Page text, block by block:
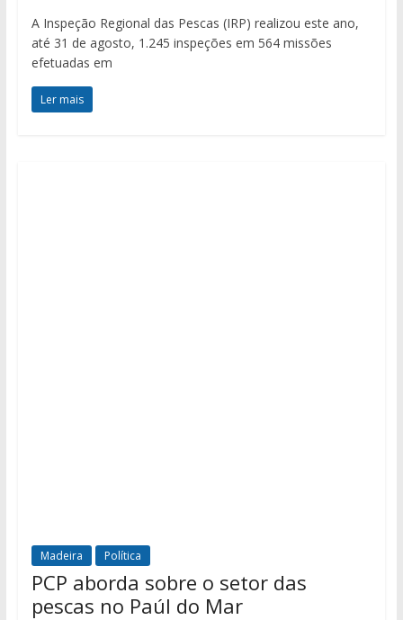
A Inspeção Regional das Pescas (IRP) realizou este ano,
até 31 de agosto, 1.245 inspeções em 564 missões
efetuadas em
Ler mais
Madeira Política
PCP aborda sobre o setor das
pescas no Paúl do Mar